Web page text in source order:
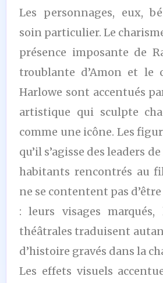
Les personnages, eux,
soin particulier. Le
présence imposante de
troublante d’Amon et le
Harlowe sont accentués
artistique qui sculpte
comme une icône. Les
qu’il s’agisse des leaders
habitants rencontrés au
ne se contentent pas
: leurs visages marqués,
théâtrales traduisent
d’histoire gravés dans la
Les effets visuels